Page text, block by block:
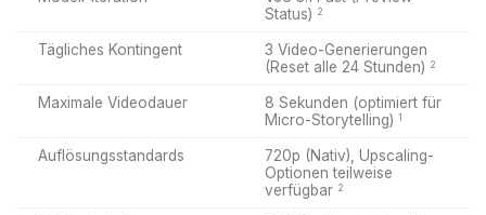
Status) 2
Tägliches Kontingent
3 Video-Generierungen
(Reset alle 24 Stunden) 2
Maximale Videodauer
8 Sekunden (optimiert für
Micro-Storytelling) 1
Auflösungsstandards
720p (Nativ), Upscaling-
Optionen teilweise
verfügbar 2